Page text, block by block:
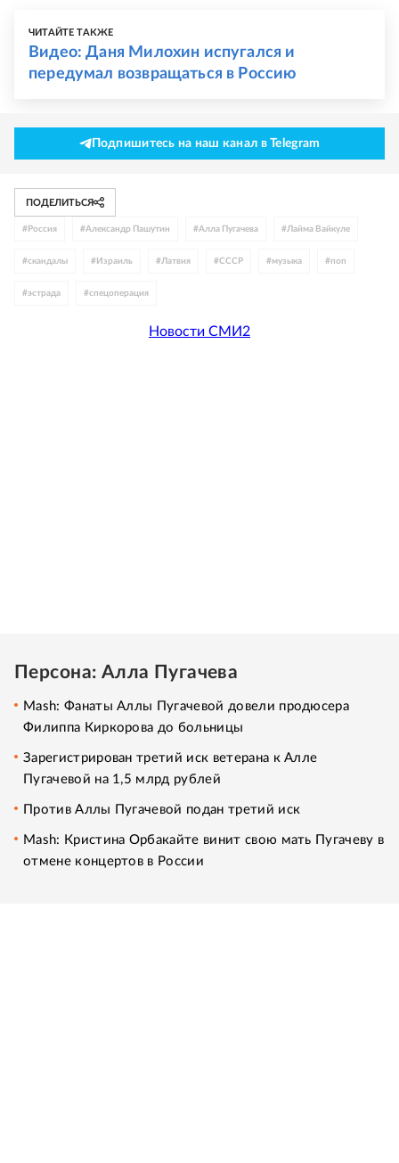
ЧИТАЙТЕ ТАКЖЕ
Видео: Даня Милохин испугался и
передумал возвращаться в Россию
Подпишитесь на наш канал в Telegram
ПОДЕЛИТЬСЯ
# Россия #Александр Пашутин #Алла Пугачева #Лайма Вайкуле
#скандалы # Израиль #Латвия #СССР #музыка #поп
#эстрада #спецоперация
Новости СМИ2
Персона: Алла Пугачева
Mash: Фанаты Аллы Пугачевой довели продюсера
Филиппа Киркорова до больницы
Зарегистрирован третий иск ветерана к Алле
Пугачевой на 1,5 млрд рублей
Против Аллы Пугачевой подан третий иск
Mash: Кристина Орбакайте винит свою мать Пугачеву в
отмене концертов в России